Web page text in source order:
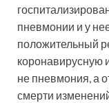
пневмонии и у
положительный
коронавирусную
не пневмония, а
смерти